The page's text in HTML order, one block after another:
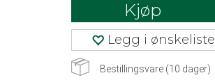
Kjøp
Legg i ønskeliste
Bestillingsvare (10 dager)